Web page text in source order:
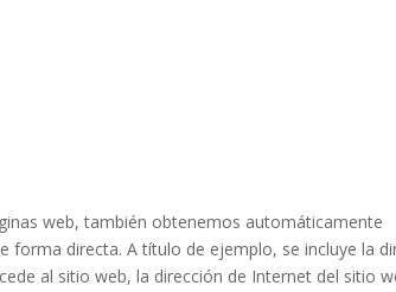
web, también obtenemos automáticamente
directa. A título de ejemplo, se incluye la
al sitio web, la dirección de Internet del sitio